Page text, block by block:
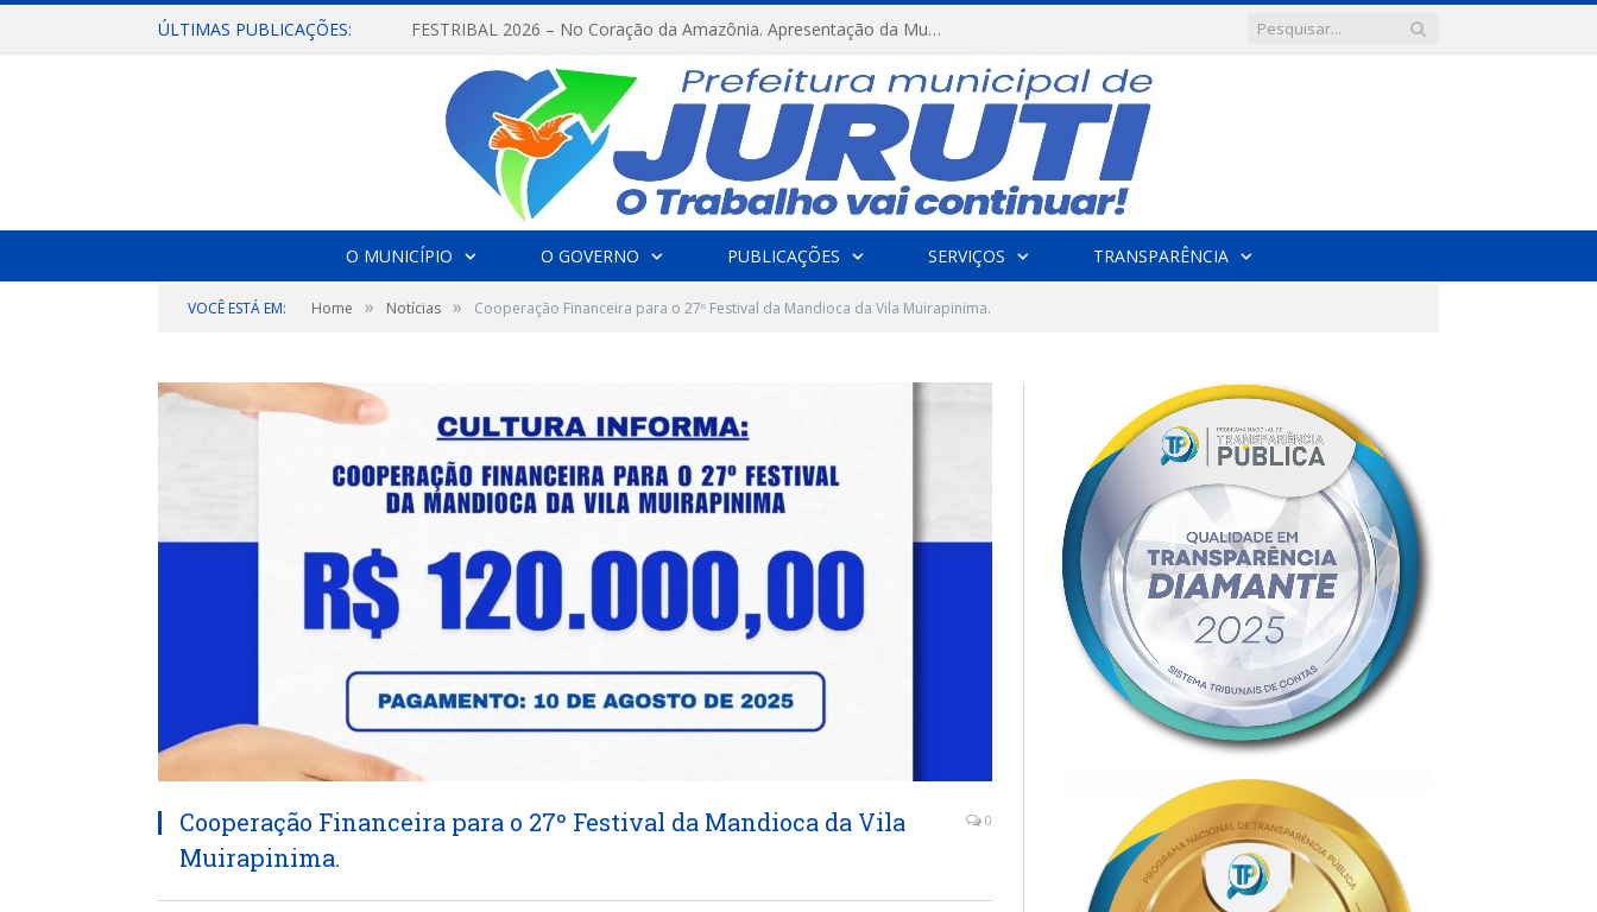
ÚLTIMAS PUBLICAÇÕES: FESTRIBAL 2026 – No Coração da Amazônia. Apresentação da Munduruku.
O MUNICÍPIO O GOVERNO PUBLICAÇÕES SERVIÇOS TRANSPARÊNCIA
VOCÊ ESTÁ EM: Home » Notícias » Cooperação Financeira para o 27º Festival da Mandioca da Vila Muirapinima.
Cooperação Financeira para o 27º Festival da Mandioca da Vila
Muirapinima.
0